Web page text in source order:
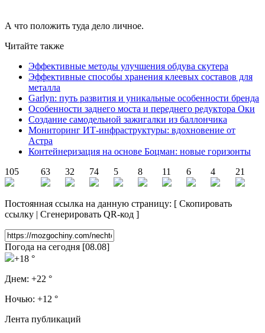
А что положить туда дело личное.
Читайте также
Эффективные методы улучшения обдува скутера
Эффективные способы хранения клеевых составов для
металла
Garlyn: путь развития и уникальные особенности бренда
Особенности заднего моста и переднего редуктора Оки
Создание самодельной зажигалки из баллончика
Мониторинг ИТ-инфраструктуры: вдохновение от
Астра
Контейнеризация на основе Боцман: новые горизонты
105
63 32 74 5 8 11 6 4 21
Постоянная ссылка на данную страницу: [ Скопировать
ссылку | Сгенерировать QR-код ]
Погода на сегодня [08.08]
+18 °
Днем: +22 °
Ночью: +12 °
Лента публикаций